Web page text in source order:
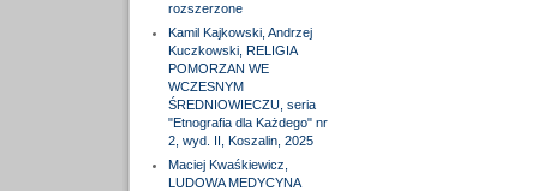
rozszerzone
Kamil Kajkowski, Andrzej
Kuczkowski, RELIGIA
POMORZAN WE
WCZESNYM
ŚREDNIOWIECZU, seria
"Etnografia dla Każdego" nr
2, wyd. II, Koszalin, 2025
Maciej Kwaśkiewicz,
LUDOWA MEDYCYNA